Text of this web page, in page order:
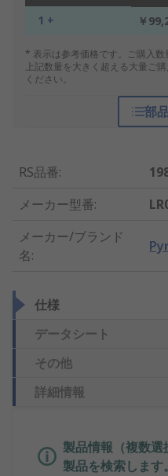
1 + ￥
* 表示は参考価格です。ご購入数
上記数量を大きく超える大量ご
ください。
部
RS品番:
メーカー型番:
メーカー/ブランド
名:
仕様
データシート
その他
詳細情報
製品情報（複数
製品を検索します。